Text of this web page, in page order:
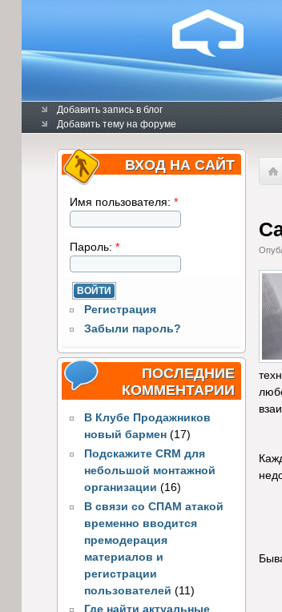
Добавить запись в блог
Добавить тему на форуме
ВХОД НА САЙТ
Имя пользователя: *
Пароль: *
Регистрация
Забыли пароль?
ПОСЛЕДНИЕ
КОММЕНТАРИИ
В Клубе Продажников
новый бармен (17)
Подскажите CRM для
небольшой монтажной
организации (16)
В связи со СПАМ атакой
временно вводится
премодерация
материалов и
регистрации
пользователей (11)
Где найти актуальные